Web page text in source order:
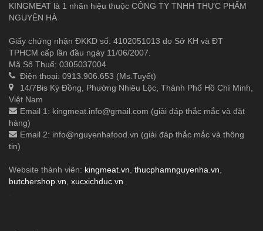
KINGMEAT là 1 nhãn hiệu thuộc CÔNG TY TNHH THỰC PHẨM
NGUYÊN HÀ
Giấy chứng nhận ĐKKD số: 4102051013 do Sở KH và ĐT
TPHCM cấp lần đầu ngày 11/06/2007.
Mã Số Thuế: 0305037004
Điện thoại: 0913.906.653 (Ms.Tuyết)
14/7Bis Kỳ Đồng, Phường Nhiêu Lộc, Thành Phố Hồ Chí Minh,
Việt Nam
Email 1: kingmeat.info@gmail.com (giải đáp thắc mắc và đặt
hàng)
Email 2: info@nguyenhafood.vn (giải đáp thắc mắc và thông
tin)
Website thành viên: kingmeat.vn thucphamnguyenha.vn
butchershop.vn xucxichduc.vn